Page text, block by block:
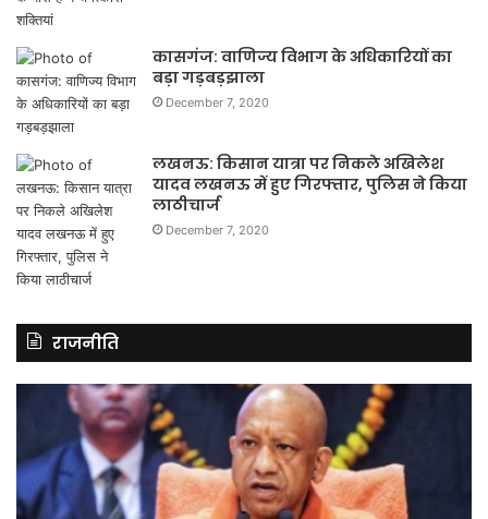
कासगंज: वाणिज्य विभाग के अधिकारियों का
बड़ा गड़बड़झाला
December 7, 2020
लखनऊ: किसान यात्रा पर निकले अखिलेश
यादव लखनऊ में हुए गिरफ्तार, पुलिस ने किया
लाठीचार्ज
December 7, 2020
राजनीति